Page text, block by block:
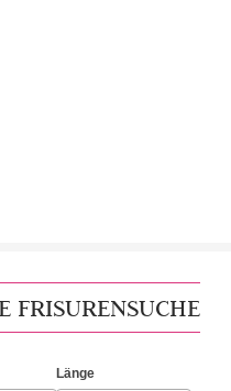
FRISURENSUCHE
Länge